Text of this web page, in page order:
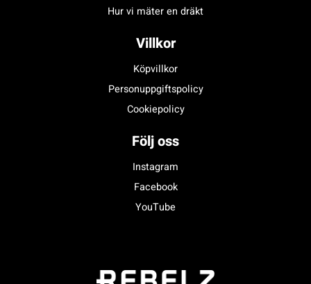
Hur vi mäter en dräkt
Villkor
Köpvillkor
Personuppgiftspolicy
Cookiepolicy
Följ oss
Instagram
Facebook
YouTube